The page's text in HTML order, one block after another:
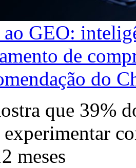
ao GEO:
de
do
que 39%
experimentar
meses